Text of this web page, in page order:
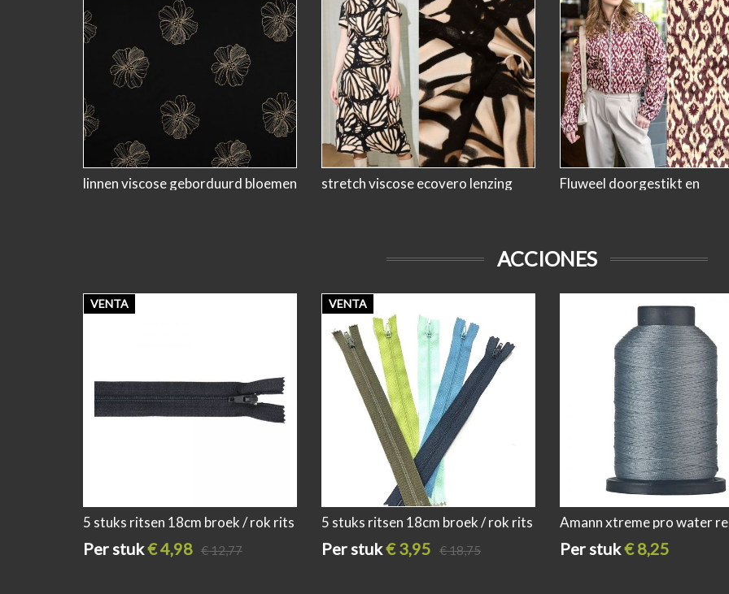
linnen viscose geborduurd bloemen
stretch viscose ecovero lenzing
Fluweel doorgestikt en
ACCIONES
VENTA
5 stuks ritsen 18cm broek / rok rits
Per stuk€ 4,98 € 12,77
VENTA
5 stuks ritsen 18cm broek / rok rits
Per stuk€ 3,95 € 18,75
Amann xtreme pro water
grijs
Per stuk€ 8,25